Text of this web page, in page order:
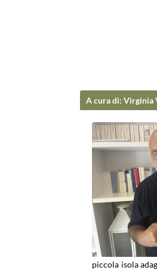
A cura di:Virginia
piccola isola